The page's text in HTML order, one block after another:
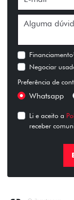
Negociar
Preferência de
Whatsapp
Li e aceito a
receber